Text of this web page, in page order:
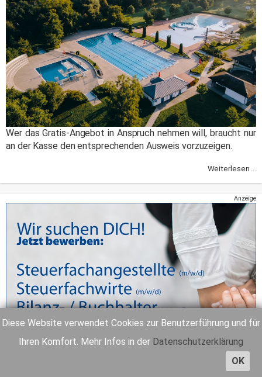
Diese Website verwendet Cookies zur Benutzerführung und für
Ihren Komfort. Mehr Infos in der Datenschutzerklärung
OK
Wer das Gratis-Angebot in Anspruch nehmen will, braucht nur
an der Kasse den entsprechenden Ausweis vorzuzeigen.
Weiterlesen ...
Anzeige